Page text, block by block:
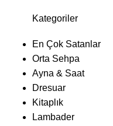
Kategoriler
En Çok Satanlar
Orta Sehpa
Ayna & Saat
Dresuar
Kitaplık
Lambader